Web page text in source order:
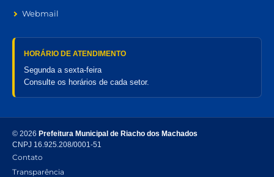
Webmail
HORÁRIO DE ATENDIMENTO
Segunda a sexta-feira
Consulte os horários de cada setor.
© 2026 Prefeitura Municipal de Riacho dos Machados
CNPJ 16.925.208/0001-51
Contato
Transparência